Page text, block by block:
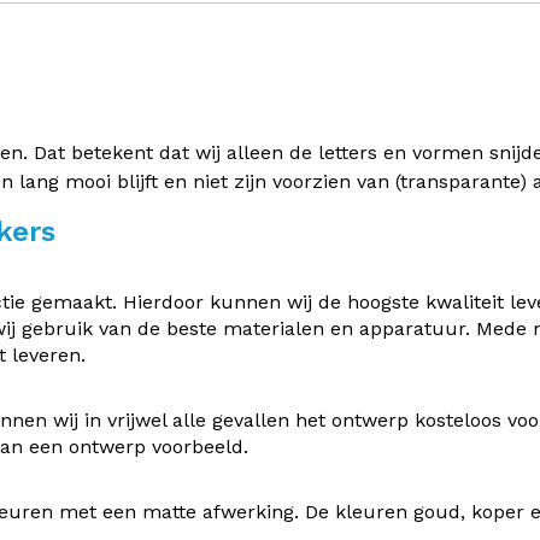
Dat betekent dat wij alleen de letters en vormen
lang mooi blijft en niet zijn voorzien van (transparante)
gemaakt. Hierdoor kunnen wij de hoogste kwaliteit
gebruik van de beste materialen en apparatuur. Mede
leveren.
wij in vrijwel alle gevallen het ontwerp kosteloos
een ontwerp voorbeeld.
met een matte afwerking. De kleuren goud, koper